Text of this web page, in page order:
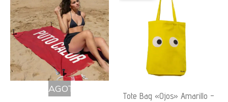
AGOTADO
Tote Bag «Ojos» Amarillo –